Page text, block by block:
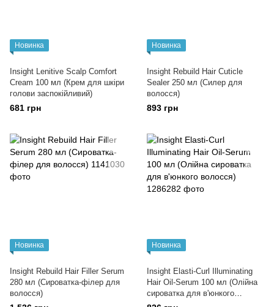
Новинка
Insight Lenitive Scalp Comfort
Cream 100 мл (Крем для шкіри
голови заспокійливий)
681 грн
Новинка
Insight Rebuild Hair Cuticle
Sealer 250 мл (Силер для
волосся)
893 грн
Новинка
Insight Rebuild Hair Filler Serum
280 мл (Сироватка-філер для
волосся)
Новинка
Insight Elasti-Curl Illuminating
Hair Oil-Serum 100 мл (Олійна
сироватка для в'юнкого
волосся)